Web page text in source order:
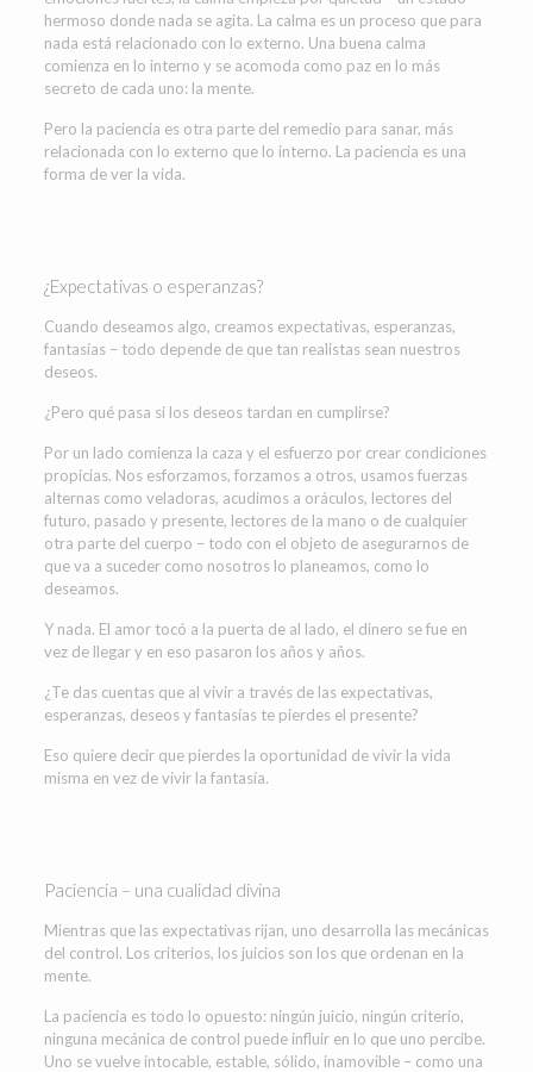
hermoso donde nada se agita. La calma es un proceso que para
nada está relacionado con lo externo. Una buena calma
comienza en lo interno y se acomoda como paz en lo más
secreto de cada uno: la mente.
Pero la paciencia es otra parte del remedio para sanar, más
relacionada con lo externo que lo interno. La paciencia es una
forma de ver la vida.
¿Expectativas o esperanzas?
Cuando deseamos algo, creamos expectativas, esperanzas,
fantasías – todo depende de que tan realistas sean nuestros
deseos.
¿Pero qué pasa si los deseos tardan en cumplirse?
Por un lado comienza la caza y el esfuerzo por crear condiciones
propicias. Nos esforzamos, forzamos a otros, usamos fuerzas
alternas como veladoras, acudimos a oráculos, lectores del
futuro, pasado y presente, lectores de la mano o de cualquier
otra parte del cuerpo – todo con el objeto de asegurarnos de
que va a suceder como nosotros lo planeamos, como lo
deseamos.
Y nada. El amor tocó a la puerta de al lado, el dinero se fue en
vez de llegar y en eso pasaron los años y años.
¿Te das cuentas que al vivir a través de las expectativas,
esperanzas, deseos y fantasías te pierdes el presente?
Eso quiere decir que pierdes la oportunidad de vivir la vida
misma en vez de vivir la fantasía.
Paciencia – una cualidad divina
Mientras que las expectativas rijan, uno desarrolla las mecánicas
del control. Los criterios, los juicios son los que ordenan en la
mente.
La paciencia es todo lo opuesto: ningún juicio, ningún criterio,
ninguna mecánica de control puede influir en lo que uno percibe.
Uno se vuelve intocable, estable, sólido, inamovible – como una